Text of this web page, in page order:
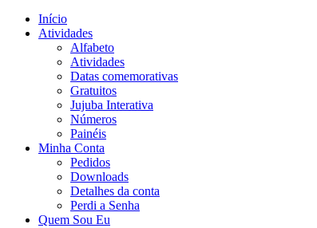
Início
Atividades
Alfabeto
Atividades
Datas comemorativas
Gratuitos
Jujuba Interativa
Números
Painéis
Minha Conta
Pedidos
Downloads
Detalhes da conta
Perdi a Senha
Quem Sou Eu